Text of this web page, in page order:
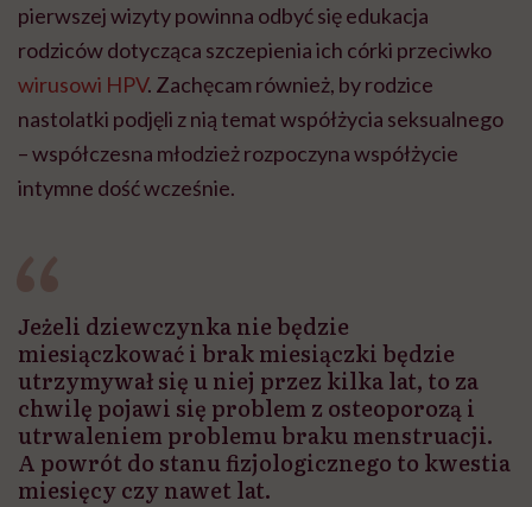
pierwszej wizyty powinna odbyć się edukacja
rodziców dotycząca szczepienia ich córki przeciwko
wirusowi HPV. Zachęcam również, by rodzice
nastolatki podjęli z nią temat współżycia seksualnego
– współczesna młodzież rozpoczyna współżycie
intymne dość wcześnie.
Jeżeli dziewczynka nie będzie
miesiączkować i brak miesiączki będzie
utrzymywał się u niej przez kilka lat, to za
chwilę pojawi się problem z osteoporozą i
utrwaleniem problemu braku menstruacji.
A powrót do stanu fizjologicznego to kwestia
miesięcy czy nawet lat.